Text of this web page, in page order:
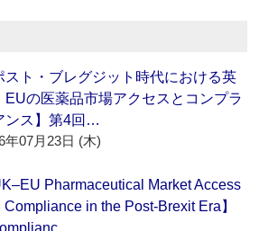
スト・ブレグジット時代における英
EUの医薬品市場アクセスとコンプラ
ンス】第4回…
年07月23日 (木)
Pharmaceutical Market Access
Compliance in the Post-Brexit Era】